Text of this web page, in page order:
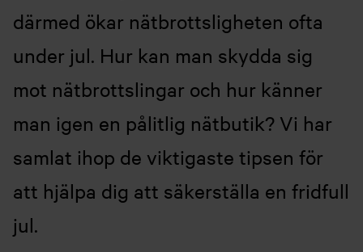
därmed ökar nätbrottsligheten ofta
under jul. Hur kan man skydda sig
mot nätbrottslingar och hur känner
man igen en pålitlig nätbutik? Vi har
samlat ihop de viktigaste tipsen för
att hjälpa dig att säkerställa en fridfull
jul.